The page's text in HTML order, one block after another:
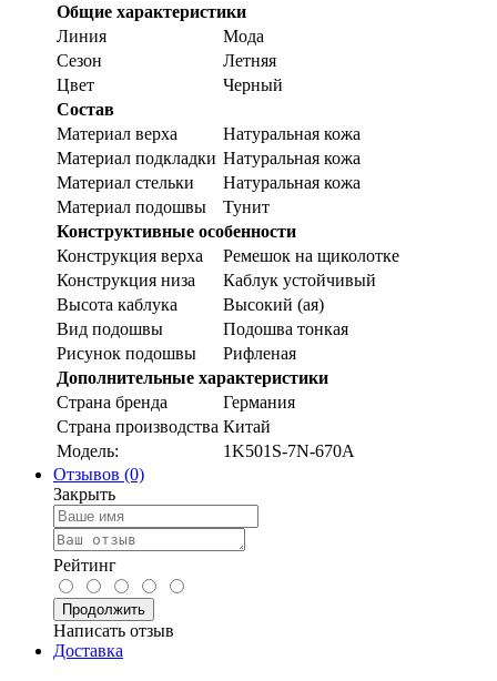
Общие характеристики
Линия
Мода
Сезон
Летняя
Цвет
Черный
Состав
Материал верха
Натуральная кожа
Материал подкладки Натуральная кожа
Материал стельки
Натуральная кожа
Материал подошвы
Тунит
Конструктивные особенности
Конструкция верха
Ремешок на щиколотке
Конструкция низа
Каблук устойчивый
Высота каблука
Высокий (ая)
Вид подошвы
Подошва тонкая
Рисунок подошвы
Рифленая
Дополнительные характеристики
Страна бренда
Германия
Страна производства Китай
Модель:
1K501S-7N-670A
Отзывов (0)
Закрыть
Рейтинг
Продолжить
Написать отзыв
Доставка